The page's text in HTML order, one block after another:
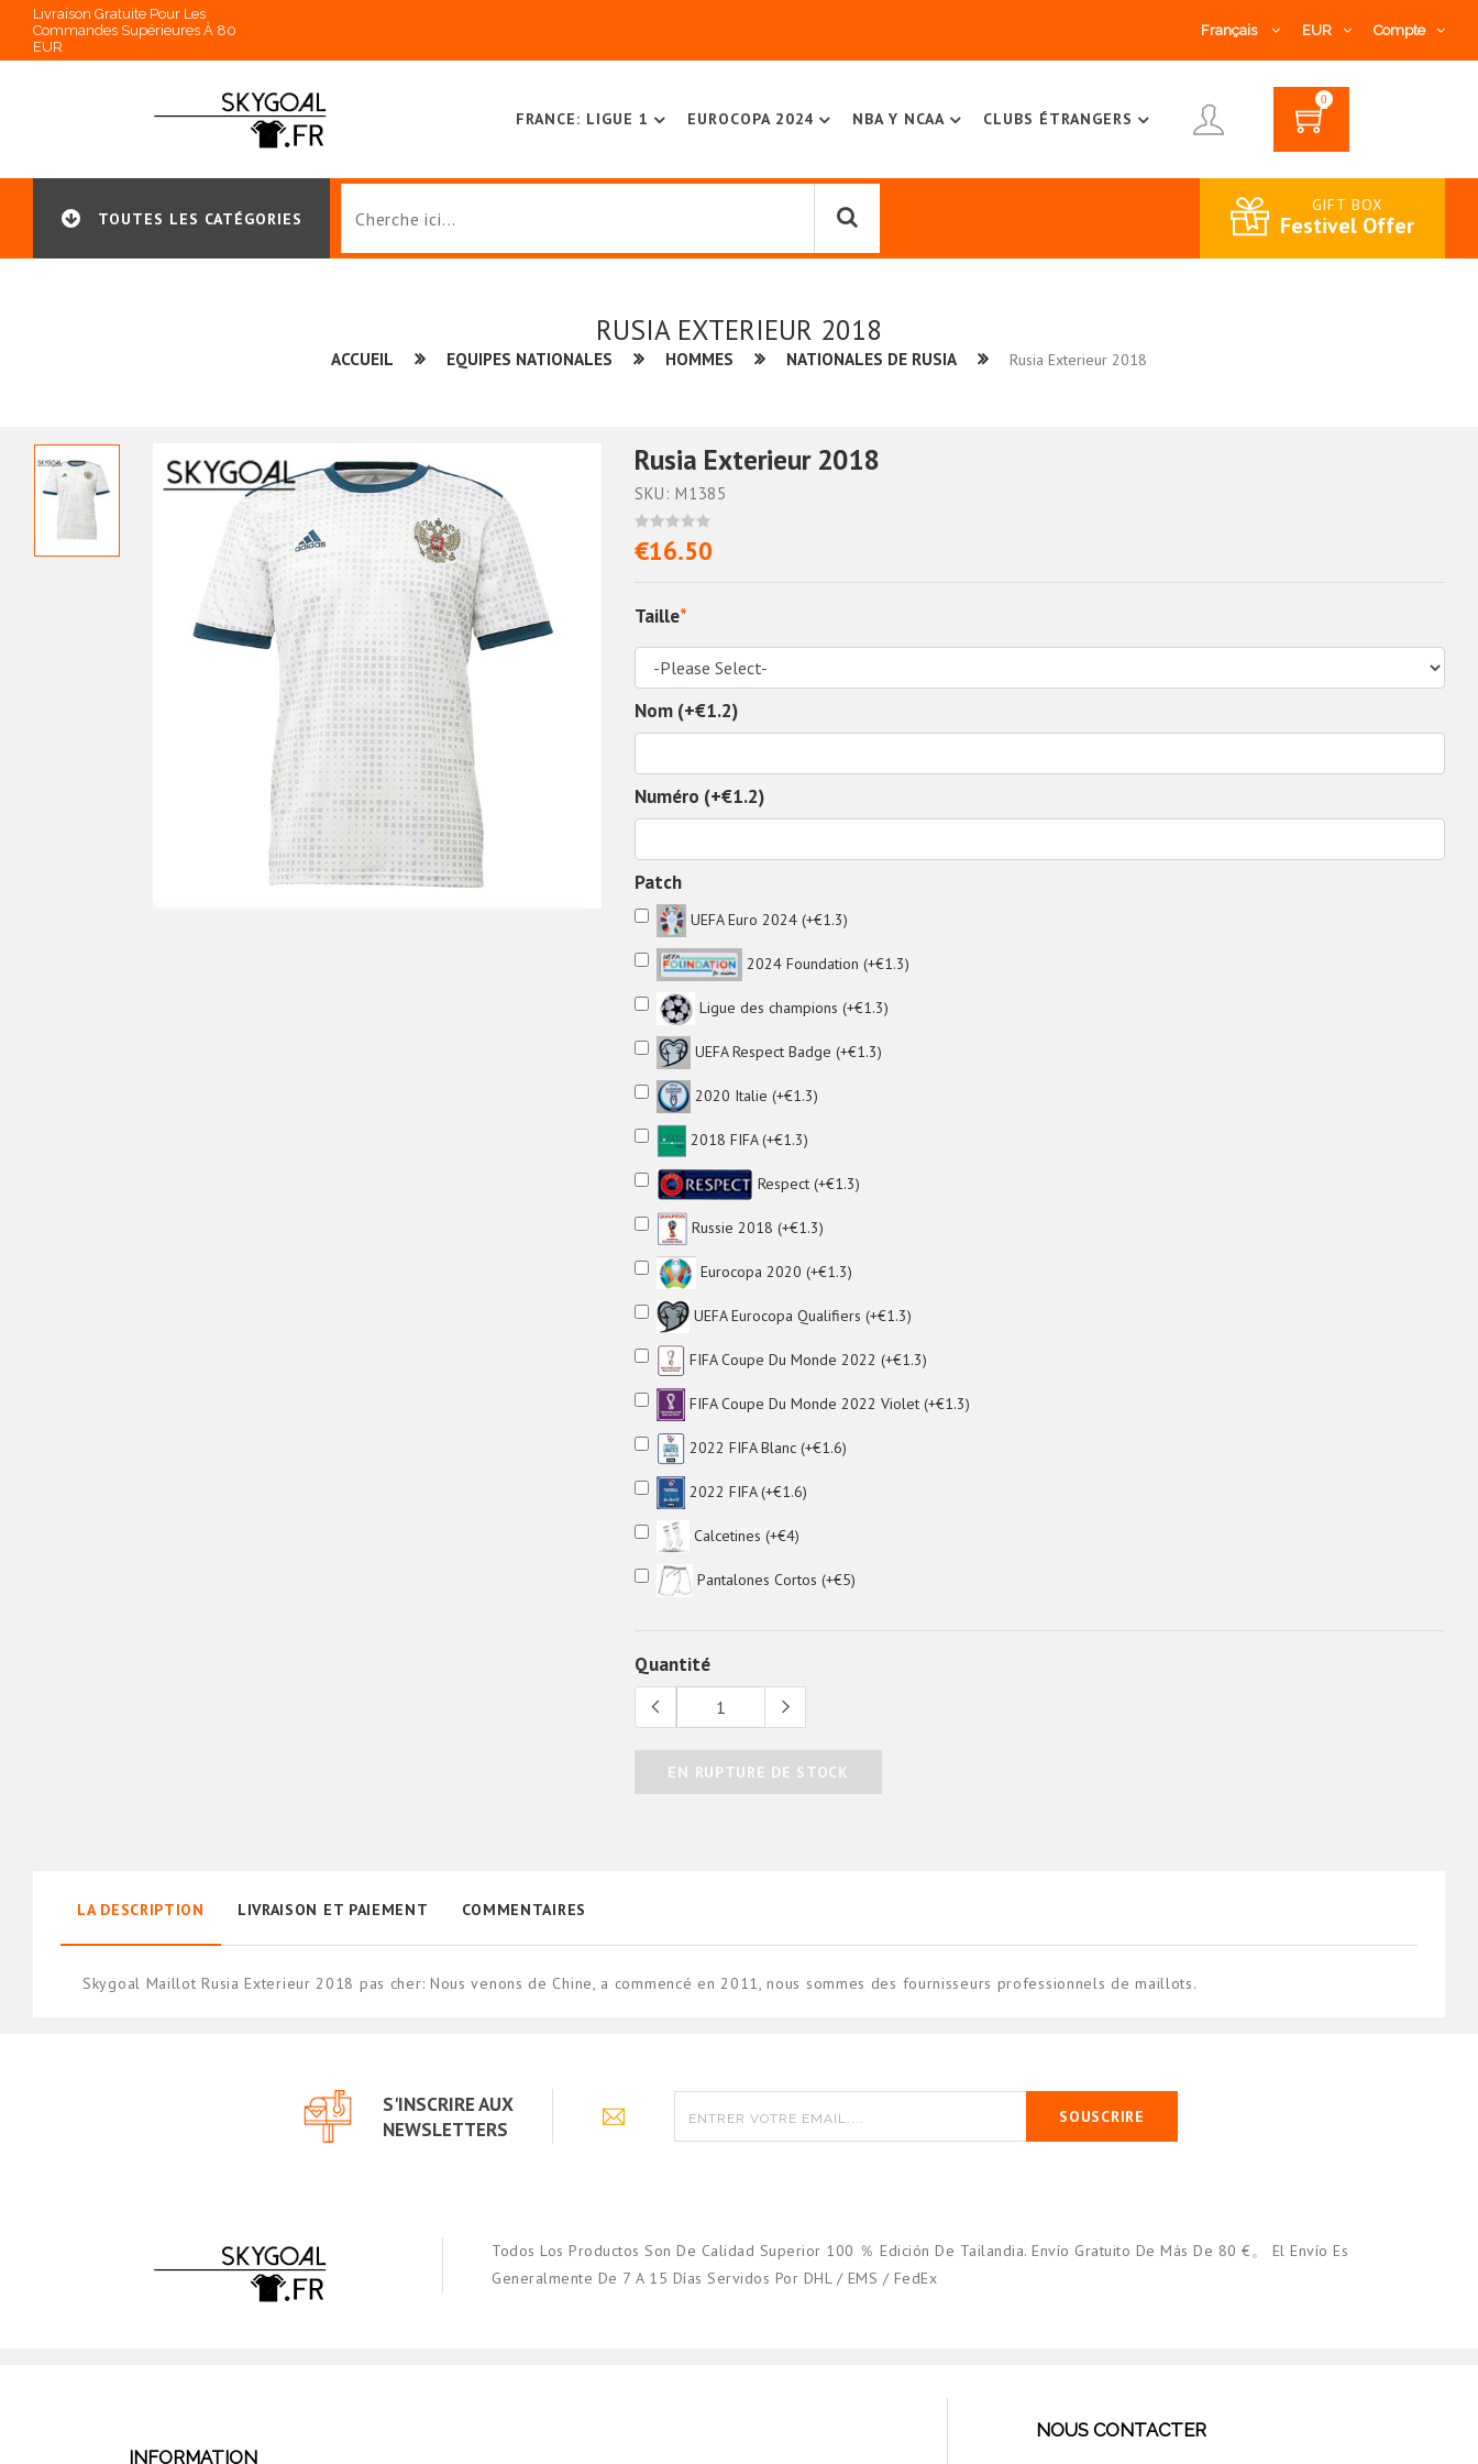
Livraison Gratuite Pour Les
Commandes Supérieures À 80
EUR
Français EUR Compte
FRANCE: LIGUE 1 EUROCOPA 2024 NBA Y NCAA CLUBS ÉTRANGERS
0
TOUTES LES CATÉGORIES
GIFT BOX
Festivel Offer
RUSIA EXTERIEUR 2018
ACCUEIL EQUIPES NATIONALES HOMMES NATIONALES DE RUSIA Rusia Exterieur 2018
Rusia Exterieur 2018
SKU: M1385
€16.50
Taille*
Nom (+€1.2)
Numéro (+€1.2)
Patch
UEFA Euro 2024 (+€1.3)
2024 Foundation (+€1.3)
Ligue des champions (+€1.3)
UEFA Respect Badge (+€1.3)
2020 Italie (+€1.3)
2018 FIFA (+€1.3)
Respect (+€1.3)
Russie 2018 (+€1.3)
Eurocopa 2020 (+€1.3)
UEFA Eurocopa Qualifiers (+€1.3)
FIFA Coupe Du Monde 2022 (+€1.3)
FIFA Coupe Du Monde 2022 Violet (+€1.3)
2022 FIFA Blanc (+€1.6)
2022 FIFA (+€1.6)
Calcetines (+€4)
Pantalones Cortos (+€5)
Quantité
EN RUPTURE DE STOCK
LA DESCRIPTION LIVRAISON ET PAIEMENT COMMENTAIRES
Skygoal Maillot Rusia Exterieur 2018 pas cher: Nous venons de Chine, a commencé en 2011, nous sommes des fournisseurs professionnels de maillots.
S'INSCRIRE AUX
NEWSLETTERS
SOUSCRIRE
Todos Los Productos Son De Calidad Superior 100 ％ Edición De Tailandia. Envío Gratuito De Más De 80 €。 El Envío Es
Generalmente De 7 A 15 Días Servidos Por DHL / EMS / FedEx
INFORMATION
NOUS CONTACTER